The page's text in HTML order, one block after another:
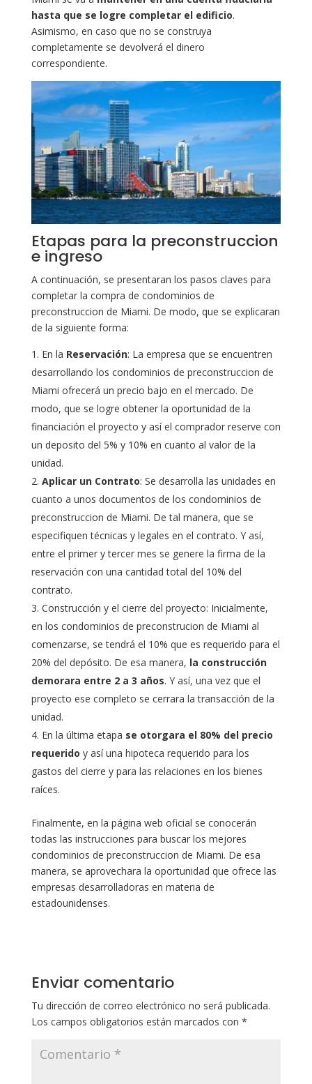
hasta que se logre completar el edificio.
Asimismo, en caso que no se construya
completamente se devolverá el dinero
correspondiente.
Etapas para la preconstruccion
e ingreso
A continuación, se presentaran los pasos claves para
completar la compra de condominios de
preconstruccion de Miami. De modo, que se explicaran
de la siguiente forma:
En la Reservación: La empresa que se encuentren
desarrollando los condominios de preconstruccion de
Miami ofrecerá un precio bajo en el mercado. De
modo, que se logre obtener la oportunidad de la
financiación el proyecto y así el comprador reserve con
un deposito del 5% y 10% en cuanto al valor de la
unidad.
Aplicar un Contrato: Se desarrolla las unidades en
cuanto a unos documentos de los condominios de
preconstruccion de Miami. De tal manera, que se
especifiquen técnicas y legales en el contrato. Y así,
entre el primer y tercer mes se genere la firma de la
reservación con una cantidad total del 10% del
contrato.
Construcción y el cierre del proyecto: Inicialmente,
en los condominios de preconstrucion de Miami al
comenzarse, se tendrá el 10% que es requerido para el
20% del depósito. De esa manera, la construcción
demorara entre 2 a 3 años. Y así, una vez que el
proyecto ese completo se cerrara la transacción de la
unidad.
En la última etapa se otorgara el 80% del precio
requerido y así una hipoteca requerido para los
gastos del cierre y para las relaciones en los bienes
raíces.
Finalmente, en la página web oficial se conocerán
todas las instrucciones para buscar los mejores
condominios de preconstruccion de Miami. De esa
manera, se aprovechara la oportunidad que ofrece las
empresas desarrolladoras en materia de
estadounidenses.
Enviar comentario
Tu dirección de correo electrónico no será publicada.
Los campos obligatorios están marcados con *